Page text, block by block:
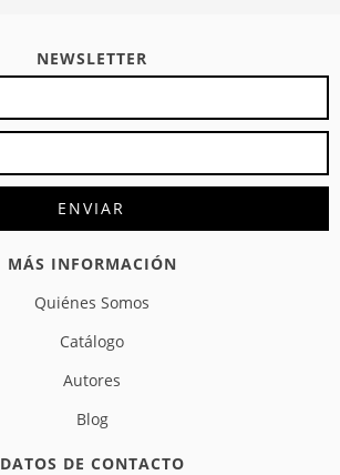
NEWSLETTER
MÁS INFORMACIÓN
Quiénes Somos
Catálogo
Autores
Blog
DATOS DE CONTACTO